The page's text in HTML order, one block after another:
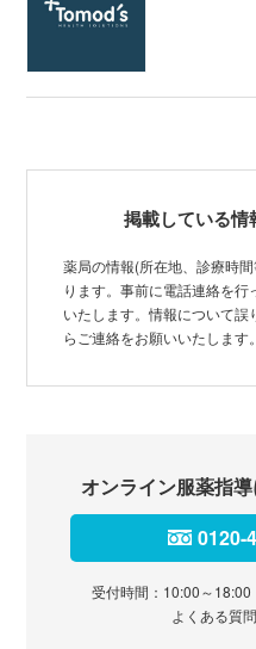
掲載している
薬局の情報(所在地、診療時
ります。事前に電話連絡を
いたします。情報について
らご連絡をお願いいたします。
オンライン服薬指
0120-
受付時間：10:00～18:00
よくある質